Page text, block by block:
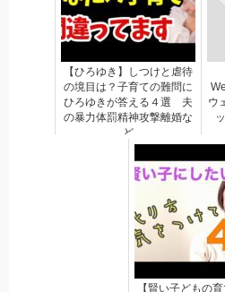
【ひろゆき】しつけと虐待
の境目は？子育ての難問に
ひろゆきが答える４選 夫
の暴力体罰精神攻撃離婚な
ど
ウ
【賢い子どもの